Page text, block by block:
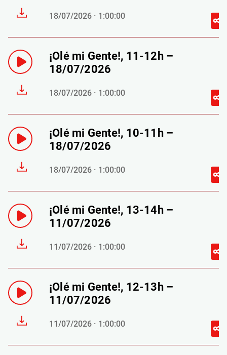
18/07/2026 · 1:00:00
¡Olé mi Gente!, 11-12h –
18/07/2026
18/07/2026 · 1:00:00
¡Olé mi Gente!, 10-11h –
18/07/2026
18/07/2026 · 1:00:00
¡Olé mi Gente!, 13-14h –
11/07/2026
11/07/2026 · 1:00:00
¡Olé mi Gente!, 12-13h –
11/07/2026
11/07/2026 · 1:00:00